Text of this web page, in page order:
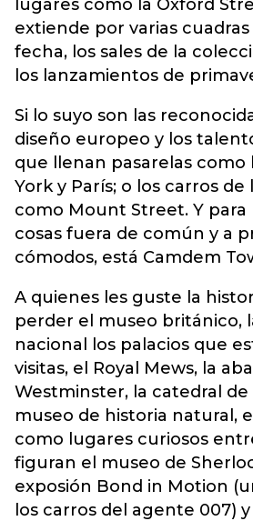
lugares como la Oxford
extiende por varias
fecha, los sales de la
los lanzamientos de
Si lo suyo son las
diseño europeo y los
que llenan pasarelas como
York y París; o los carros
como Mount Street. Y para
cosas fuera de común y a
cómodos, está Camdem
A quienes les guste la
perder el museo británico,
nacional los palacios que
visitas, el Royal Mews, la
Westminster, la catedral de
museo de historia natural,
como lugares curiosos
figuran el museo de
exposión Bond in Motion
los carros del agente 007)